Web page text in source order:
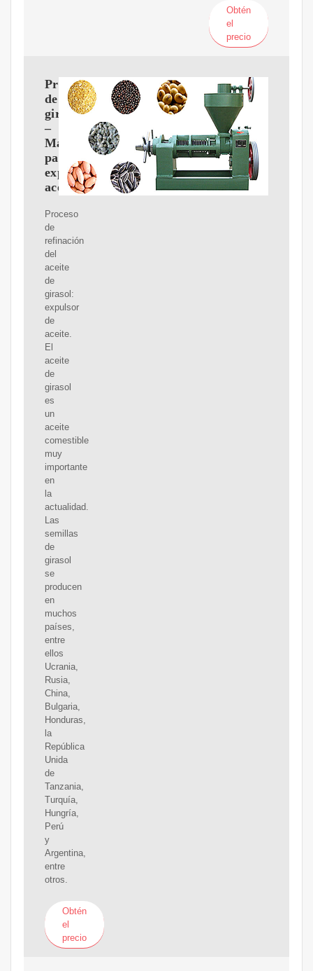
Obtén
el
precio
Proceso
de
girasol
–
Maquinaria
para
exprimir
aceite
Proceso
de
refinación
del
aceite
de
girasol:
expulsor
de
aceite.
El
aceite
de
girasol
es
un
aceite
comestible
muy
importante
en
la
actualidad.
Las
semillas
de
girasol
se
producen
en
muchos
países,
entre
ellos
Ucrania,
Rusia,
China,
Bulgaria,
Honduras,
la
República
Unida
de
Tanzania,
Turquía,
Hungría,
Perú
y
Argentina,
entre
otros.
Obtén
el
precio